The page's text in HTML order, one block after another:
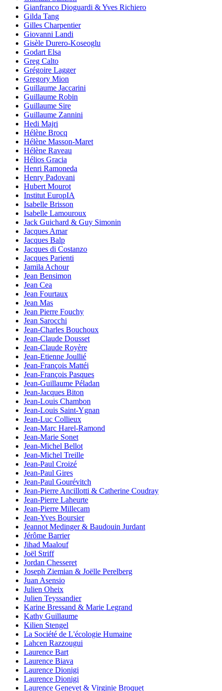
Gianfranco Dioguardi & Yves Richiero
Gilda Tang
Gilles Charpentier
Giovanni Landi
Gisèle Durero-Koseoglu
Godart Elsa
Greg Calto
Grégoire Lagger
Gregory Mion
Guillaume Jaccarini
Guillaume Robin
Guillaume Sire
Guillaume Zannini
Hedi Majri
Hélène Brocq
Hélène Masson-Maret
Hélène Raveau
Hélios Gracia
Henri Ramoneda
Henry Padovani
Hubert Mourot
Institut EuropIA
Isabelle Brisson
Isabelle Lamouroux
Jack Guichard & Guy Simonin
Jacques Amar
Jacques Balp
Jacques di Costanzo
Jacques Parienti
Jamila Achour
Jean Bensimon
Jean Cea
Jean Fourtaux
Jean Mas
Jean Pierre Fouchy
Jean Sarocchi
Jean-Charles Bouchoux
Jean-Claude Dousset
Jean-Claude Royère
Jean-Etienne Joullié
Jean-François Mattéi
Jean-François Pasques
Jean-Guillaume Péladan
Jean-Jacques Biton
Jean-Louis Chambon
Jean-Louis Saint-Ygnan
Jean-Luc Collieux
Jean-Marc Harel-Ramond
Jean-Marie Sonet
Jean-Michel Bellot
Jean-Michel Treille
Jean-Paul Croizé
Jean-Paul Gires
Jean-Paul Gourévitch
Jean-Pierre Ancillotti & Catherine Coudray
Jean-Pierre Laheurte
Jean-Pierre Millecam
Jean-Yves Boursier
Jeannot Medinger & Baudouin Jurdant
Jérôme Barrier
Jihad Maalouf
Joël Striff
Jordan Chesseret
Joseph Ziemian & Joëlle Perelberg
Juan Asensio
Julien Oheix
Julien Teyssandier
Karine Bressand & Marie Legrand
Kathy Guillaume
Kilien Stengel
La Société de L'écologie Humaine
Lahcen Razzougui
Laurence Bart
Laurence Biava
Laurence Dionigi
Laurence Dionigi
Laurence Genevet & Virginie Broquet